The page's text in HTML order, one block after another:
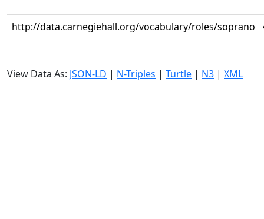
http://data.carnegiehall.org/vocabulary/roles/soprano
View Data As: JSON-LD | N-Triples | Turtle | N3 | XML